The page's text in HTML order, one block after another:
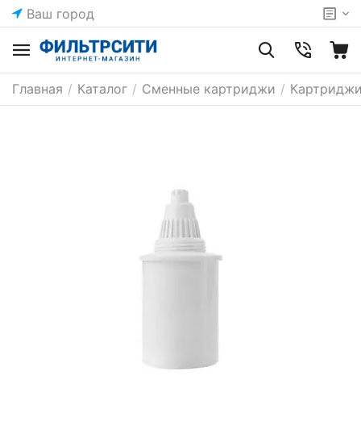
Ваш город
Главная / Каталог / Сменные картриджи /